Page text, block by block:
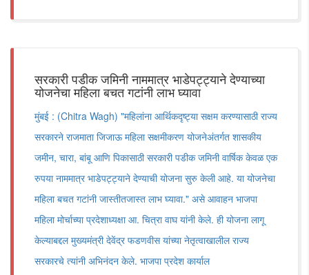
सरकारी पडीक जमिनी नाममात्र भाडेपट्ट्याने देण्याच्या
योजनेचा महिला बचत गटांनी लाभ घ्यावा
मुंबई : (Chitra Wagh) "महिलांना आर्थिकदृष्ट्या सक्षम करण्यासाठी राज्य
सरकारने राजमाता जिजाऊ महिला सक्षमीकरण योजनेअंतर्गत शासकीय
जमीन, चारा, बांबू आणि पिकासाठी सरकारी पडीक जमिनी वार्षिक केवळ एक
रुपया नाममात्र भाडेपट्ट्याने देण्याची योजना सुरु केली आहे. या योजनेचा
महिला बचत गटांनी जास्तीतजास्त लाभ घ्यावा." असे आवाहन भाजपा
महिला मोर्चाच्या प्रदेशाध्यक्षा आ. चित्रा वाघ यांनी केले. ही योजना लागू
केल्याबद्दल मुख्यमंत्री देवेंद्र फडणवीस यांच्या नेतृत्वाखालील राज्य
सरकारचे त्यांनी अभिनंदन केले. भाजपा प्रदेश कार्याल